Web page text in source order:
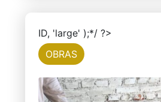
ID, 'large' );*/ ?>
OBRAS